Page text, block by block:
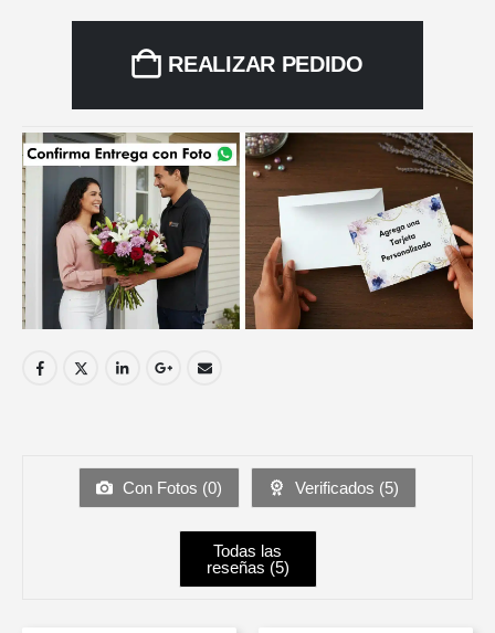
REALIZAR PEDIDO
Con Fotos (0) Verificados (5)
Todas las
reseñas (5)